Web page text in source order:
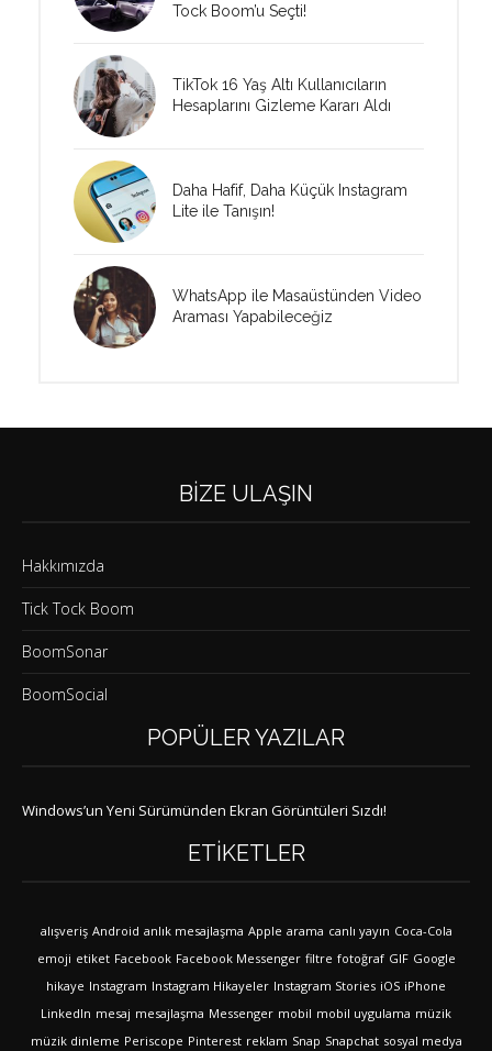
Tock Boom’u Seçti!
TikTok 16 Yaş Altı Kullanıcıların
Hesaplarını Gizleme Kararı Aldı
Daha Hafif, Daha Küçük Instagram
Lite ile Tanışın!
WhatsApp ile Masaüstünden Video
Araması Yapabileceğiz
BIZE ULAŞIN
Hakkımızda
Tick Tock Boom
BoomSonar
BoomSocial
POPÜLER YAZILAR
Windows’un Yeni Sürümünden Ekran Görüntüleri Sızdı!
ETIKETLER
alışveriş Android anlık mesajlaşma Apple arama canlı yayın Coca-Cola
emoji etiket Facebook Facebook Messenger filtre fotoğraf GIF Google
hikaye Instagram Instagram Hikayeler Instagram Stories iOS iPhone
LinkedIn mesaj mesajlaşma Messenger mobil mobil uygulama müzik
müzik dinleme Periscope Pinterest reklam Snap Snapchat sosyal medya